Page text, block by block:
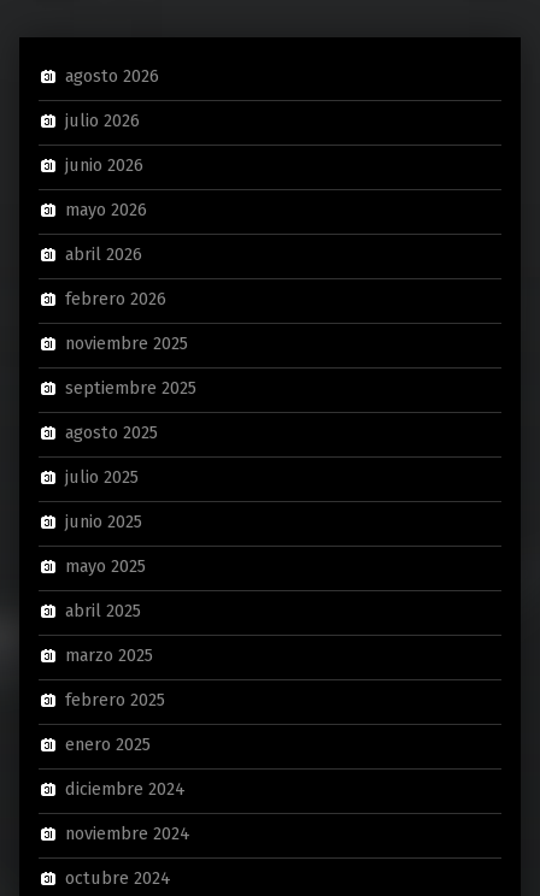
agosto 2026
julio 2026
junio 2026
mayo 2026
abril 2026
febrero 2026
noviembre 2025
septiembre 2025
agosto 2025
julio 2025
junio 2025
mayo 2025
abril 2025
marzo 2025
febrero 2025
enero 2025
diciembre 2024
noviembre 2024
octubre 2024